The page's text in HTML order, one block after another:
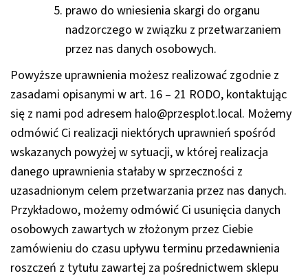
prawo do wniesienia skargi do organu
nadzorczego w związku z przetwarzaniem
przez nas danych osobowych.
Powyższe uprawnienia możesz realizować zgodnie z
zasadami opisanymi w art. 16 – 21 RODO, kontaktując
się z nami pod adresem halo@przesplot.local. Możemy
odmówić Ci realizacji niektórych uprawnień spośród
wskazanych powyżej w sytuacji, w której realizacja
danego uprawnienia stałaby w sprzeczności z
uzasadnionym celem przetwarzania przez nas danych.
Przykładowo, możemy odmówić Ci usunięcia danych
osobowych zawartych w złożonym przez Ciebie
zamówieniu do czasu upływu terminu przedawnienia
roszczeń z tytułu zawartej za pośrednictwem sklepu